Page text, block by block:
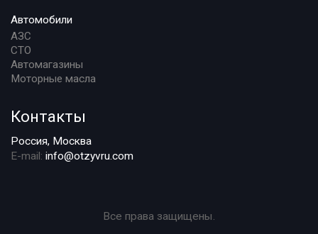
Автомобили
АЗС
СТО
Автомагазины
Моторные масла
Контакты
Россия, Москва
E-mail: info@otzyvru.com
Все права защищены.